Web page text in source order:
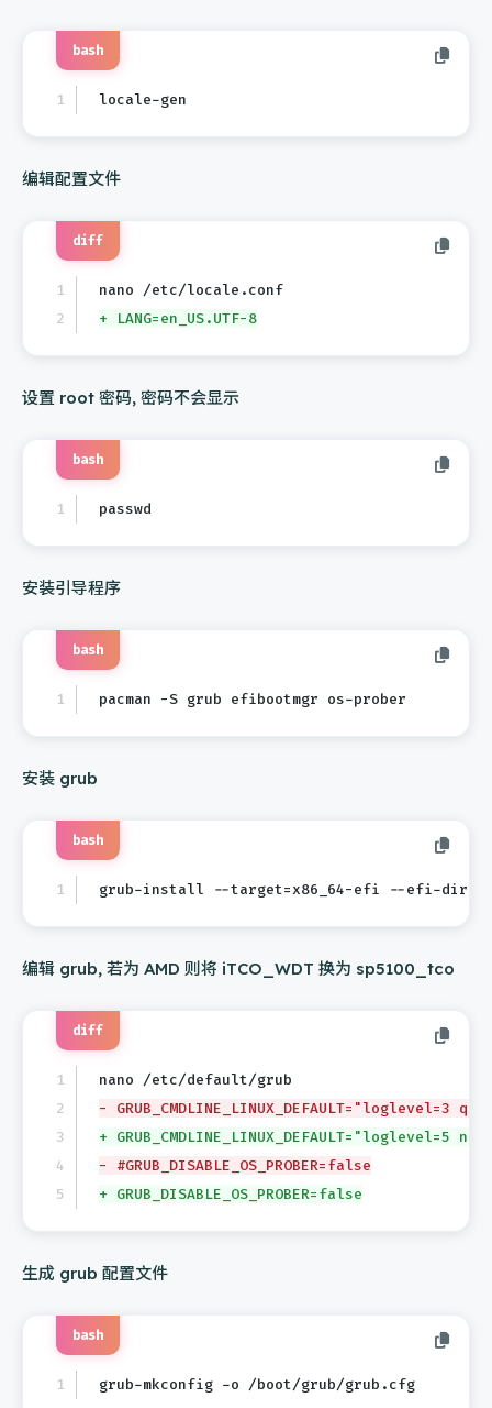
locale-gen
bash
编辑配置文件
nano /etc/locale.conf
+ LANG=en_US.UTF-8
diff
设置 root 密码, 密码不会显示
passwd
bash
安装引导程序
pacman -S grub efibootmgr os-prober
bash
安装 grub
grub-install --target=x86_64-efi --efi-
bash
编辑 grub, 若为 AMD 则将 iTCO_WDT 换为 sp5100_tco
nano /etc/default/grub
- GRUB_CMDLINE_LINUX_DEFAULT="loglevel=3
+ GRUB_CMDLINE_LINUX_DEFAULT="loglevel=5
- #GRUB_DISABLE_OS_PROBER=false
+ GRUB_DISABLE_OS_PROBER=false
diff
生成 grub 配置文件
grub-mkconfig -o /boot/grub/grub.cfg
bash